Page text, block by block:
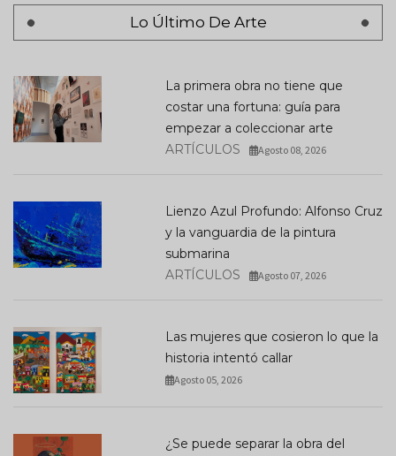
Lo Último De Arte
La primera obra no tiene que
costar una fortuna: guía para
empezar a coleccionar arte
ARTÍCULOS
Agosto 08, 2026
Lienzo Azul Profundo: Alfonso Cruz
y la vanguardia de la pintura
submarina
ARTÍCULOS
Agosto 07, 2026
Las mujeres que cosieron lo que la
historia intentó callar
Agosto 05, 2026
¿Se puede separar la obra del